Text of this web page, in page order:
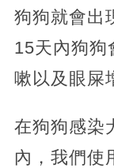
狗狗就會出
15天內狗狗
嗽以及眼屎
在狗狗感染
內，我們使